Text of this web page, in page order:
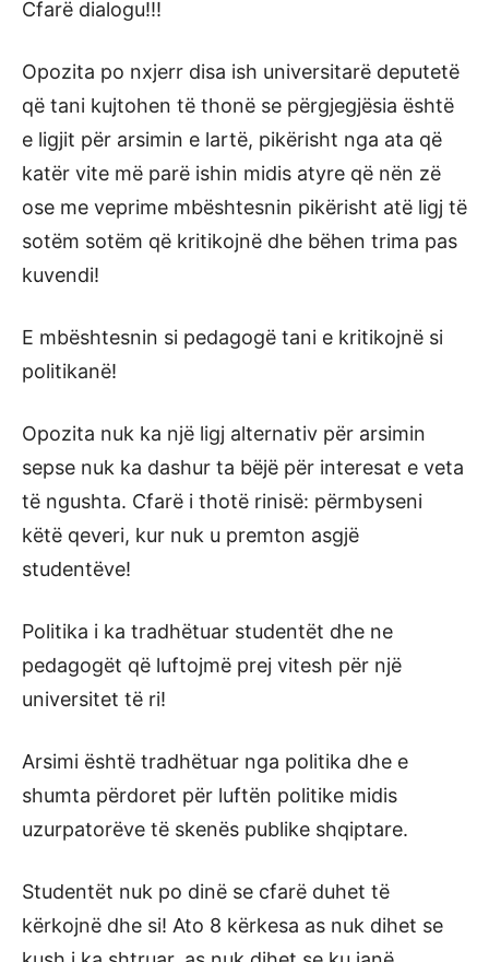
Cfarë dialogu!!!
Opozita po nxjerr disa ish universitarë deputetë
që tani kujtohen të thonë se përgjegjësia është
e ligjit për arsimin e lartë, pikërisht nga ata që
katër vite më parë ishin midis atyre që nën zë
ose me veprime mbështesnin pikërisht atë ligj të
sotëm sotëm që kritikojnë dhe bëhen trima pas
kuvendi!
E mbështesnin si pedagogë tani e kritikojnë si
politikanë!
Opozita nuk ka një ligj alternativ për arsimin
sepse nuk ka dashur ta bëjë për interesat e veta
të ngushta. Cfarë i thotë rinisë: përmbyseni
këtë qeveri, kur nuk u premton asgjë
studentëve!
Politika i ka tradhëtuar studentët dhe ne
pedagogët që luftojmë prej vitesh për një
universitet të ri!
Arsimi është tradhëtuar nga politika dhe e
shumta përdoret për luftën politike midis
uzurpatorëve të skenës publike shqiptare.
Studentët nuk po dinë se cfarë duhet të
kërkojnë dhe si! Ato 8 kërkesa as nuk dihet se